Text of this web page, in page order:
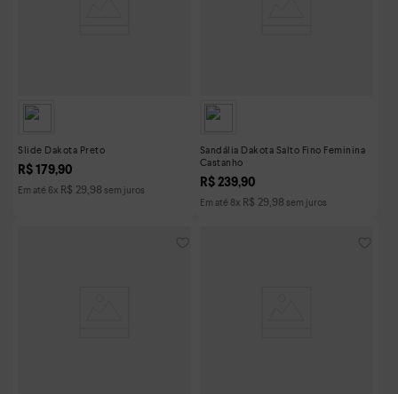
Slide Dakota Preto
R$ 179,90
Em até 6x R$ 29,98 sem juros
Sandália Dakota Salto Fino Feminina
Castanho
R$ 239,90
Em até 8x R$ 29,98 sem juros